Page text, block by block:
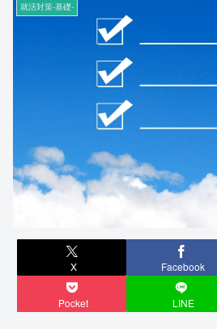
就活対策-基礎-
X Facebook
Pocket LINE